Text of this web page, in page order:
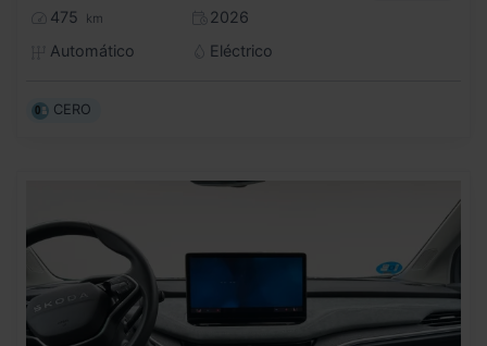
475 km
2026
Automático
Eléctrico
CERO